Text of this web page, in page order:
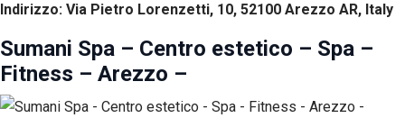
Indirizzo: Via Pietro Lorenzetti, 10, 52100 Arezzo AR, Italy
Sumani Spa – Centro estetico – Spa –
Fitness – Arezzo –